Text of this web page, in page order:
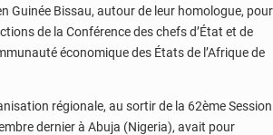
Guinée Bissau, autour de leur homologue, pour
de la Conférence des chefs d’État et de
économique des États de l’Afrique de
régionale, au sortir de la 62ème Session
dernier à Abuja (Nigeria), avait pour